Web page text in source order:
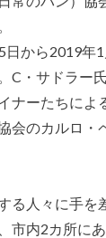
から2019年
C・サドラー
ナーたちによ
会のカルロ
る人々に手を
市内2カ所に